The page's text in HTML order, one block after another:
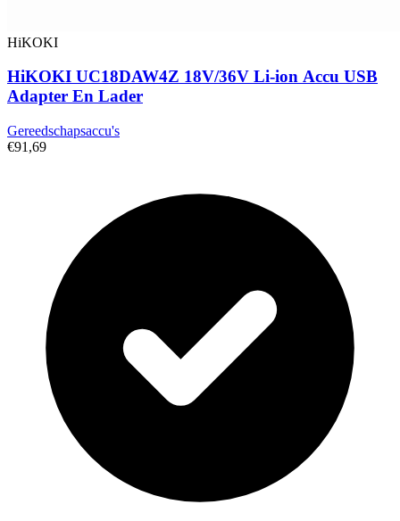
HiKOKI
HiKOKI UC18DAW4Z 18V/36V Li-ion Accu USB
Adapter En Lader
Gereedschapsaccu's
€91,69